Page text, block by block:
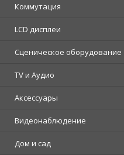
Коммутация
LCD дисплеи
Сценическое оборудование
TV и Аудио
Аксессуары
Видеонаблюдение
Дом и сад